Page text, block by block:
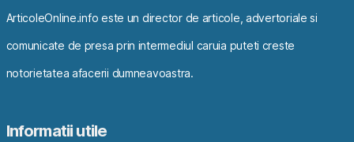
ArticoleOnline.info este un director de articole, advertoriale si
comunicate de presa prin intermediul caruia puteti creste
notorietatea afacerii dumneavoastra.
Informatii utile